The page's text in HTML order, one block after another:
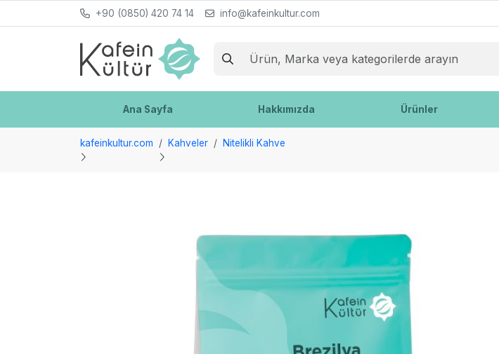
+90 (0850) 420 74 14 info@kafeinkultur.com
Ana Sayfa Hakkımızda Ürünler
kafeinkultur.com Kahveler Nitelikli Kahve